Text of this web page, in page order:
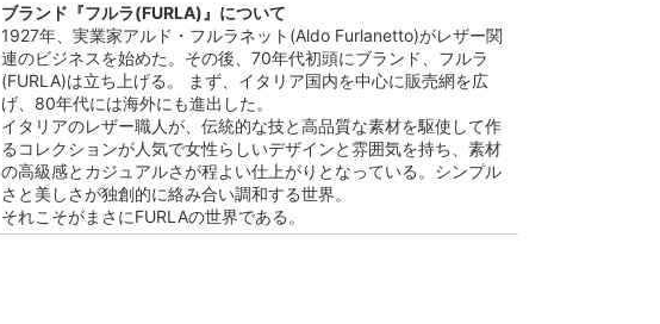
ブランド『フルラ(FURLA)』について
1927年、実業家アルド・フルラネット(Aldo Furlanetto)がレザー関
連のビジネスを始めた。その後、70年代初頭にブランド、フルラ
(FURLA)は立ち上げる。 まず、イタリア国内を中心に販売網を広
げ、80年代には海外にも進出した。
イタリアのレザー職人が、伝統的な技と高品質な素材を駆使して作
るコレクションが人気で女性らしいデザインと雰囲気を持ち、素材
の高級感とカジュアルさが程よい仕上がりとなっている。シンプル
さと美しさが独創的に絡み合い調和する世界。
それこそがまさにFURLAの世界である。